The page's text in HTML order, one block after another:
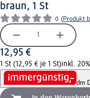
braun, 1 St
0 (Produkt
12,95 €
1 St (12,95 € je 1 St)inkl.
dm